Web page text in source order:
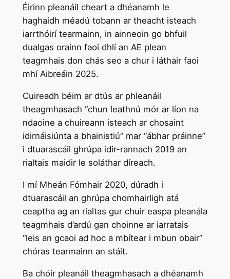
Éirinn pleanáil cheart a dhéanamh le
haghaidh méadú tobann ar theacht isteach
iarrthóirí tearmainn, in ainneoin go bhfuil
dualgas orainn faoi dhlí an AE plean
teagmhais don chás seo a chur i láthair faoi
mhí Aibreáin 2025.
Cuireadh béim ar dtús ar phleanáil
theagmhasach “chun leathnú mór ar líon na
ndaoine a chuireann isteach ar chosaint
idirnáisiúnta a bhainistiú” mar “ábhar práinne”
i dtuarascáil ghrúpa idir-rannach 2019 an
rialtais maidir le soláthar díreach.
I mí Mheán Fómhair 2020, dúradh i
dtuarascáil an ghrúpa chomhairligh atá
ceaptha ag an rialtas gur chuir easpa pleanála
teagmhais d’ardú gan choinne ar iarratais
“leis an gcaoi ad hoc a mbítear i mbun obair”
chóras tearmainn an stáit.
Ba chóir pleanáil theagmhasach a dhéanamh